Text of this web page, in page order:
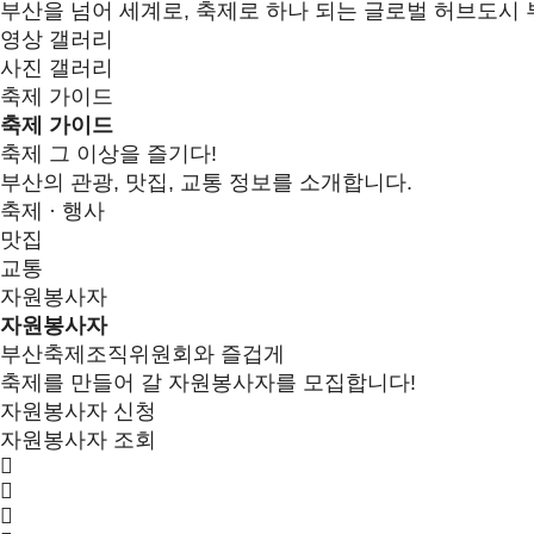
부산을 넘어 세계로, 축제로 하나 되는 글로벌 허브도시
영상 갤러리
사진 갤러리
축제 가이드
축제 가이드
축제 그 이상을 즐기다!
부산의 관광, 맛집, 교통 정보를 소개합니다.
축제 · 행사
맛집
교통
자원봉사자
자원봉사자
부산축제조직위원회와 즐겁게
축제를 만들어 갈 자원봉사자를 모집합니다!
자원봉사자 신청
자원봉사자 조회